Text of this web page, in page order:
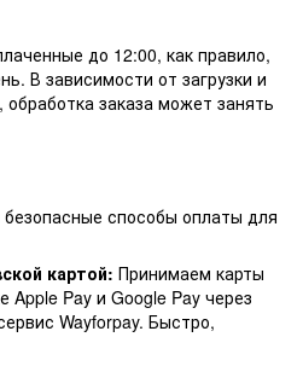
до 12:00, как правило,
В зависимости от загрузки и
заказа может занять
способы оплаты для
картой: Принимаем карты
Apple Pay и Google Pay через
Wayforpay. Быстро,